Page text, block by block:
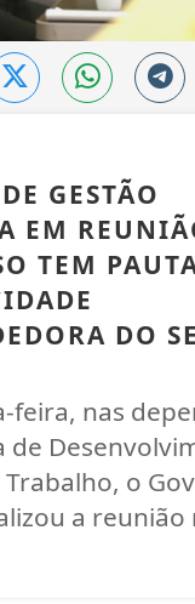
GESTÃO
EM
TEM
DO
feira, nas
de
Trabalho, o
a reunião